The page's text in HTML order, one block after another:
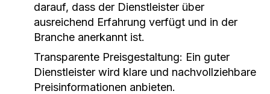
darauf, dass der Dienstleister über
ausreichend Erfahrung verfügt und in der
Branche anerkannt ist.
Transparente Preisgestaltung: Ein guter
Dienstleister wird klare und nachvollziehbare
Preisinformationen anbieten.